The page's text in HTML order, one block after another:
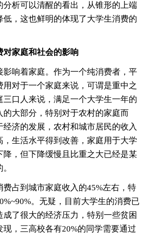
分析可以清醒的看出，从锥形的上端
低，这也鲜明的体现了大学生消费的
对家庭和社会的影响
响着家庭。作为一个纯消费者，平
对于一个家庭来说，可谓是重中之
三口人来说，满足一个大学生一年的
大部分，特别对于农村的家庭而
济的发展，农村和城市居民的收入
，生活水平得到改善，家庭用于大学
降，但下降缓慢且比重之大已经是某
占到城市家庭收入的45%左右，特
。无疑，目前大学生的消费已
了很大的经济压力，特别一些贫困
，三高校各有20%的同学需要通过